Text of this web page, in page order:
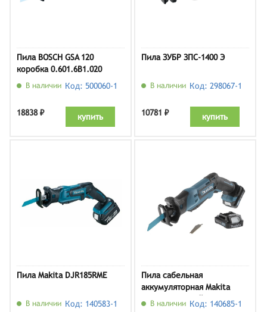
Пила BOSCH GSA 120
коробка 0.601.6B1.020
В наличии Код: 500060-1
18838 ₽ купить
Пила ЗУБР ЗПС-1400 Э
В наличии Код: 298067-1
10781 ₽ купить
Пила Makita DJR185RME
В наличии Код: 140583-1
Пила сабельная
аккумуляторная Makita
JR103DWAE (кейс, 2 АКБ и
В наличии Код: 140685-1